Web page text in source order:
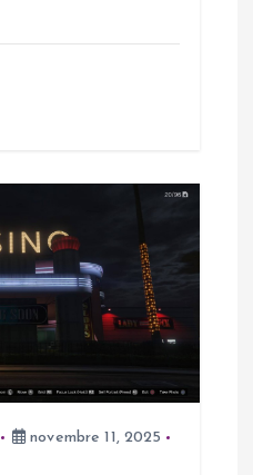
novembre 11, 2025